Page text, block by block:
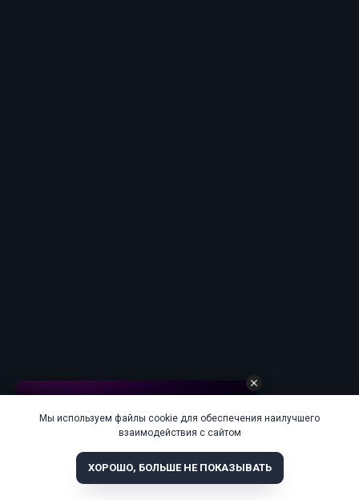
Мы используем файлы cookie для обеспечения наилучшего
взаимодействия с сайтом
ХОРОШО, БОЛЬШЕ НЕ ПОКАЗЫВАТЬ